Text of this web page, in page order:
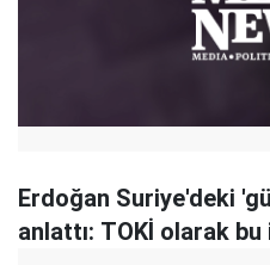
Erdoğan Suriye'deki
anlattı: TOKİ olarak